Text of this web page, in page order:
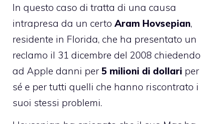
In questo caso di tratta di una causa
intrapresa da un certo Aram Hovsepian,
residente in Florida, che ha presentato un
reclamo il 31 dicembre del 2008 chiedendo
ad Apple danni per 5 milioni di dollari per
sé e per tutti quelli che hanno riscontrato i
suoi stessi problemi.